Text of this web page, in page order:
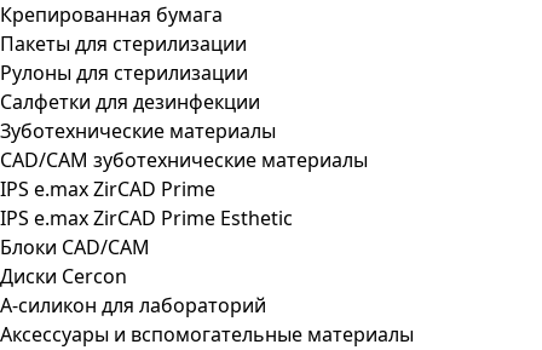
Крепированная бумага
Пакеты для стерилизации
Рулоны для стерилизации
Салфетки для дезинфекции
Зуботехнические материалы
CAD/CAM зуботехнические материалы
IPS e.max ZirCAD Prime
IPS e.max ZirCAD Prime Esthetic
Блоки CAD/CAM
Диски Cercon
А-силикон для лабораторий
Аксессуары и вспомогательные материалы